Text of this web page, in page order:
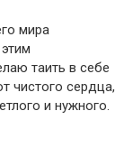
мира
таить в себе
чистого сердца,
и нужного.